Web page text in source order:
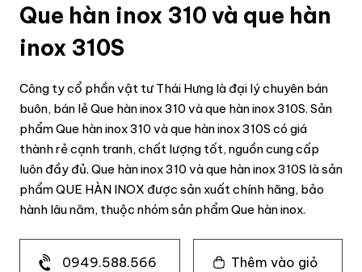
Que hàn inox 310 và que hàn
inox 310S
Công ty cổ phần vật tư Thái Hưng là đại lý chuyên bán
buôn, bán lẻ Que hàn inox 310 và que hàn inox 310S. Sản
phẩm Que hàn inox 310 và que hàn inox 310S có giá
thành rẻ cạnh tranh, chất lượng tốt, nguồn cung cấp
luôn đầy đủ. Que hàn inox 310 và que hàn inox 310S là sản
phẩm QUE HÀN INOX được sản xuất chính hãng, bảo
hành lâu năm, thuộc nhóm sản phẩm Que hàn inox.
0949.588.566 Thêm vào giỏ